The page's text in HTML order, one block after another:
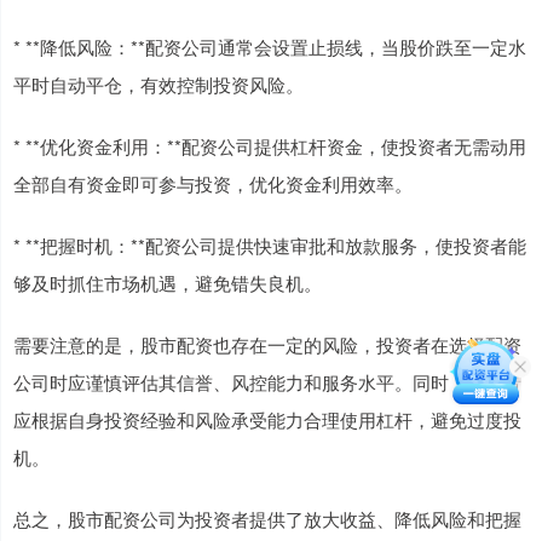
* **降低风险：**配资公司通常会设置止损线，当股价跌至一定水
平时自动平仓，有效控制投资风险。
* **优化资金利用：**配资公司提供杠杆资金，使投资者无需动用
全部自有资金即可参与投资，优化资金利用效率。
* **把握时机：**配资公司提供快速审批和放款服务，使投资者能
够及时抓住市场机遇，避免错失良机。
需要注意的是，股市配资也存在一定的风险，投资者在选择配资
公司时应谨慎评估其信誉、风控能力和服务水平。同时，投资者
应根据自身投资经验和风险承受能力合理使用杠杆，避免过度投
机。
总之，股市配资公司为投资者提供了放大收益、降低风险和把握